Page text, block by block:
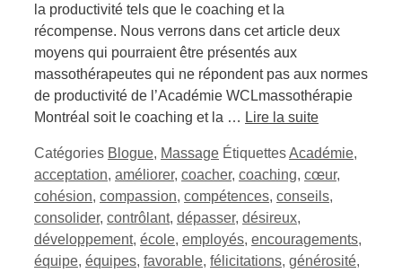
la productivité tels que le coaching et la
récompense. Nous verrons dans cet article deux
moyens qui pourraient être présentés aux
massothérapeutes qui ne répondent pas aux normes
de productivité de l’Académie WCLmassothérapie
Montréal soit le coaching et la … Lire la suite
Catégories Blogue, Massage ÉtiquettesAcadémie,
acceptation, améliorer, coacher, coaching, cœur,
cohésion, compassion, compétences, conseils,
consolider, contrôlant, dépasser, désireux,
développement, école, employés, encouragements,
équipe, équipes, favorable, félicitations, générosité,